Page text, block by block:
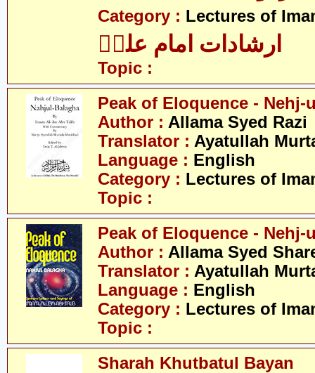
Category : Lectures of
ارشادات امام علیؑ
Topic :
Peak of Eloquence - Nehj-
Author : Allama Syed Razi
Translator : Ayatullah
Language : English
Category : Lectures of
Topic :
Peak of Eloquence - Nehj-
Author : Allama Syed
Translator : Ayatullah
Language : English
Category : Lectures of
Topic :
Sharah Khutbatul Bayan